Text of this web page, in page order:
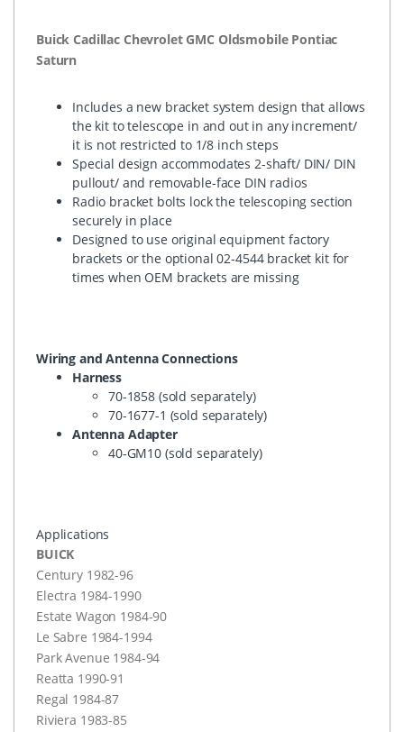
Buick Cadillac Chevrolet GMC Oldsmobile Pontiac
Saturn
Includes a new bracket system design that allows
the kit to telescope in and out in any increment/
it is not restricted to 1/8 inch steps
Special design accommodates 2-shaft/ DIN/ DIN
pullout/ and removable-face DIN radios
Radio bracket bolts lock the telescoping section
securely in place
Designed to use original equipment factory
brackets or the optional 02-4544 bracket kit for
times when OEM brackets are missing
Wiring and Antenna Connections
Harness
70-1858 (sold separately)
70-1677-1 (sold separately)
Antenna Adapter
40-GM10 (sold separately)
Applications
BUICK
Century 1982-96
Electra 1984-1990
Estate Wagon 1984-90
Le Sabre 1984-1994
Park Avenue 1984-94
Reatta 1990-91
Regal 1984-87
Riviera 1983-85